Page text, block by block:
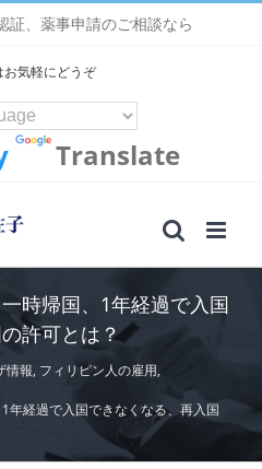
証、薬事申請のご相談なら
お気軽にどうぞ
Translate
時帰国、1年経過で入国
許可とは？
情報, フィリピン人の雇用,
年経過で入国できなくなる、再入国